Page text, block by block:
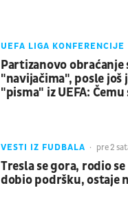
UEFA LIGA KONFERENCIJE
Partizanovo obraćanje
"navijačima", posle još
"pisma" iz UEFA: Čemu
VESTI IZ FUDBALA pre 2
Tresla se gora, rodio
dobio podršku, ostaje